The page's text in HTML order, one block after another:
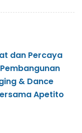
dan Percaya
& Dance
Apetito